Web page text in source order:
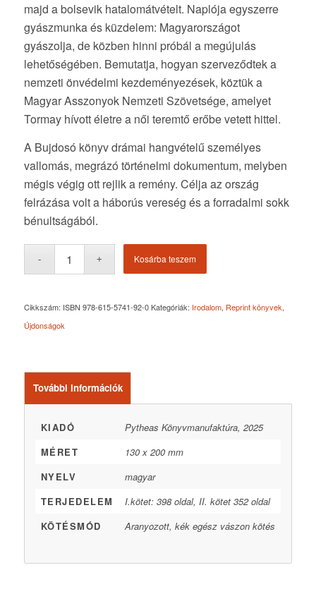
majd a bolsevik hatalomátvételt. Naplója egyszerre
gyászmunka és küzdelem: Magyarországot
gyászolja, de közben hinni próbál a megújulás
lehetőségében. Bemutatja, hogyan szerveződtek a
nemzeti önvédelmi kezdeményezések, köztük a
Magyar Asszonyok Nemzeti Szövetsége, amelyet
Tormay hívott életre a női teremtő erőbe vetett hittel.
A Bujdosó könyv drámai hangvételű személyes
vallomás, megrázó történelmi dokumentum, melyben
mégis végig ott rejlik a remény. Célja az ország
felrázása volt a háborús vereség és a forradalmi sokk
bénultságából.
Kosárba teszem
Cikkszám: ISBN 978-615-5741-92-0 Kategóriák: Irodalom, Reprint könyvek,
Újdonságok
További információk
KIADÓ
Pytheas Könyvmanufaktúra, 2025
MÉRET
130 x 200 mm
NYELV
magyar
TERJEDELEM
I.kötet: 398 oldal, II. kötet 352 oldal
KÖTÉSMÓD
Aranyozott, kék egész vászon kötés